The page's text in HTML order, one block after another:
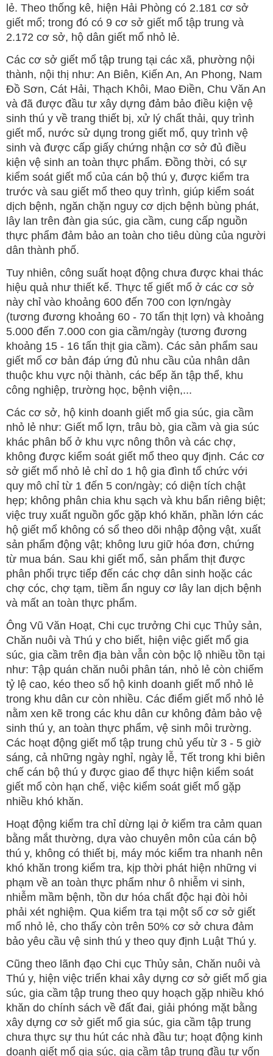
lẻ. Theo thống kê, hiện Hải Phòng có 2.181 cơ sở
giết mổ; trong đó có 9 cơ sở giết mổ tập trung và
2.172 cơ sở, hộ dân giết mổ nhỏ lẻ.
Các cơ sở giết mổ tập trung tại các xã, phường nội
thành, nội thị như: An Biên, Kiến An, An Phong, Nam
Đồ Sơn, Cát Hải, Thạch Khôi, Mao Điền, Chu Văn An
và đã được đầu tư xây dựng đảm bảo điều kiện vệ
sinh thú y về trang thiết bị, xử lý chất thải, quy trình
giết mổ, nước sử dụng trong giết mổ, quy trình vệ
sinh và được cấp giấy chứng nhận cơ sở đủ điều
kiện vệ sinh an toàn thực phẩm. Đồng thời, có sự
kiểm soát giết mổ của cán bộ thú y, được kiểm tra
trước và sau giết mổ theo quy trình, giúp kiểm soát
dịch bệnh, ngăn chặn nguy cơ dịch bệnh bùng phát,
lây lan trên đàn gia súc, gia cầm, cung cấp nguồn
thực phẩm đảm bảo an toàn cho tiêu dùng của người
dân thành phố.
Tuy nhiên, công suất hoạt động chưa được khai thác
hiệu quả như thiết kế. Thực tế giết mổ ở các cơ sở
này chỉ vào khoảng 600 đến 700 con lợn/ngày
(tương đương khoảng 60 - 70 tấn thịt lợn) và khoảng
5.000 đến 7.000 con gia cầm/ngày (tương đương
khoảng 15 - 16 tấn thịt gia cầm). Các sản phẩm sau
giết mổ cơ bản đáp ứng đủ nhu cầu của nhân dân
thuộc khu vực nội thành, các bếp ăn tập thể, khu
công nghiệp, trường học, bệnh viện,...
Các cơ sở, hộ kinh doanh giết mổ gia súc, gia cầm
nhỏ lẻ như: Giết mổ lợn, trâu bò, gia cầm và gia súc
khác phân bố ở khu vực nông thôn và các chợ,
không được kiểm soát giết mổ theo quy định. Các cơ
sở giết mổ nhỏ lẻ chỉ do 1 hộ gia đình tổ chức với
quy mô chỉ từ 1 đến 5 con/ngày; có diện tích chật
hẹp; không phân chia khu sạch và khu bẩn riêng biệt;
việc truy xuất nguồn gốc gặp khó khăn, phần lớn các
hộ giết mổ không có sổ theo dõi nhập động vật, xuất
sản phẩm động vật; không lưu giữ hóa đơn, chứng
từ mua bán. Sau khi giết mổ, sản phẩm thịt được
phân phối trực tiếp đến các chợ dân sinh hoặc các
chợ cóc, chợ tạm, tiềm ẩn nguy cơ lây lan dịch bệnh
và mất an toàn thực phẩm.
Ông Vũ Văn Hoạt, Chi cục trưởng Chi cục Thủy sản,
Chăn nuôi và Thú y cho biết, hiện việc giết mổ gia
súc, gia cầm trên địa bàn vẫn còn bộc lộ nhiều tồn tại
như: Tập quán chăn nuôi phân tán, nhỏ lẻ còn chiếm
tỷ lệ cao, kéo theo số hộ kinh doanh giết mổ nhỏ lẻ
trong khu dân cư còn nhiều. Các điểm giết mổ nhỏ lẻ
nằm xen kẽ trong các khu dân cư không đảm bảo vệ
sinh thú y, an toàn thực phẩm, vệ sinh môi trường.
Các hoạt động giết mổ tập trung chủ yếu từ 3 - 5 giờ
sáng, cả những ngày nghỉ, ngày lễ, Tết trong khi biên
chế cán bộ thú y được giao để thực hiện kiểm soát
giết mổ còn hạn chế, việc kiểm soát giết mổ gặp
nhiều khó khăn.
Hoạt động kiểm tra chỉ dừng lại ở kiểm tra cảm quan
bằng mắt thường, dựa vào chuyên môn của cán bộ
thú y, không có thiết bị, máy móc kiểm tra nhanh nên
khó khăn trong kiểm tra, kịp thời phát hiện những vi
phạm về an toàn thực phẩm như ô nhiễm vi sinh,
nhiễm mầm bệnh, tồn dư hóa chất độc hại đòi hỏi
phải xét nghiệm. Qua kiểm tra tại một số cơ sở giết
mổ nhỏ lẻ, cho thấy còn trên 50% cơ sở chưa đảm
bảo yêu cầu vệ sinh thú y theo quy định Luật Thú y.
Cũng theo lãnh đạo Chi cục Thủy sản, Chăn nuôi và
Thú y, hiện việc triển khai xây dựng cơ sở giết mổ gia
súc, gia cầm tập trung theo quy hoạch gặp nhiều khó
khăn do chính sách về đất đai, giải phóng mặt bằng
xây dựng cơ sở giết mổ gia súc, gia cầm tập trung
chưa thực sự thu hút các nhà đầu tư; hoạt động kinh
doanh giết mổ gia súc, gia cầm tập trung đầu tư vốn